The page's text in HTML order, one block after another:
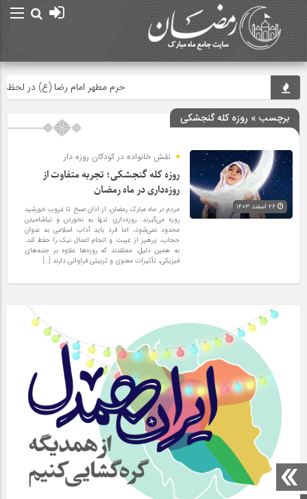
حرم مطهر امام رضا (ع) در لحظه تحویل
برچسب » روزه کله گنجشکی
نقش خانواده در کودکان روزه‌ دار
روزه کله گنجشکی؛ تجربه متفاوت از
روزه‌داری در ماه رمضان
مردم در ماه مبارک رمضان، از اذان صبح تا غروب خورشید
روزه می‌گیرند. روزه‌داری تنها به نخوردن و نیاشامیدن
محدود نمی‌شود، اما فرد باید آداب اسلامی به عنوان
حجاب، پرهیز از غیبت و انجام اعمال نیک را حفظ کند.
به همین دلیل، معتقدند که روزه‌ها علاوه بر جنبه‌های
فیزیکی، تأثیرات معنوی و تربیتی فراوانی دارند […]